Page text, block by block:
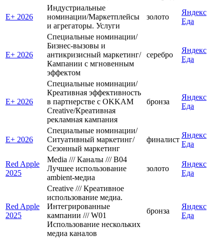
E+ 2026
Индустриальные
номинации/Маркетплейсы
и агрегаторы. Услуги
золото
Яндекс
Еда
E+ 2026
Специальные номинации/
Бизнес-вызовы и
антикризисный маркетинг/
Кампании с мгновенным
эффектом
серебро
Яндекс
Еда
E+ 2026
Специальные номинации/
Креативная эффективность
в партнерстве с OKKAM
Creative/Креативная
рекламная кампания
бронза
Яндекс
Еда
E+ 2026
Специальные номинации/
Ситуативный маркетинг/
Сезонный маркетинг
финалист
Яндекс
Еда
Red Apple
2025
Media /// Каналы /// B04
Лучшее использование
ambient-медиа
золото
Яндекс
Еда
Red Apple
2025
Creative /// Креативное
использование медиа.
Интегрированные
кампании /// W01
Использование нескольких
медиа каналов
бронза
Яндекс
Еда